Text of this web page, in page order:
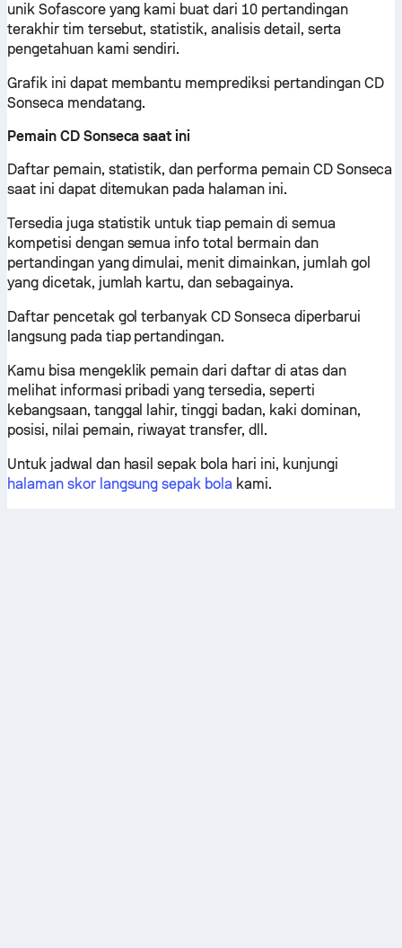
unik Sofascore yang kami buat dari 10 pertandingan
terakhir tim tersebut, statistik, analisis detail, serta
pengetahuan kami sendiri.
Grafik ini dapat membantu memprediksi pertandingan CD
Sonseca mendatang.
Pemain CD Sonseca saat ini
Daftar pemain, statistik, dan performa pemain CD Sonseca
saat ini dapat ditemukan pada halaman ini.
Tersedia juga statistik untuk tiap pemain di semua
kompetisi dengan semua info total bermain dan
pertandingan yang dimulai, menit dimainkan, jumlah gol
yang dicetak, jumlah kartu, dan sebagainya.
Daftar pencetak gol terbanyak CD Sonseca diperbarui
langsung pada tiap pertandingan.
Kamu bisa mengeklik pemain dari daftar di atas dan
melihat informasi pribadi yang tersedia, seperti
kebangsaan, tanggal lahir, tinggi badan, kaki dominan,
posisi, nilai pemain, riwayat transfer, dll.
Untuk jadwal dan hasil sepak bola hari ini, kunjungi
halaman skor langsung sepak bola kami.